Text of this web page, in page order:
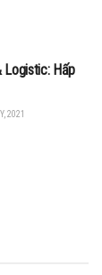
Logistic: Hấp
2021